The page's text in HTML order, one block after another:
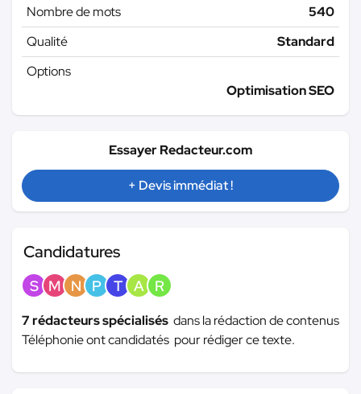
Nombre de mots
540
Qualité
Standard
Options
Optimisation SEO
Essayer Redacteur.com
+ Devis immédiat !
Candidatures
S M N P T A R
7 rédacteurs spécialisés dans la rédaction de contenus
Téléphonie ont candidatés pour rédiger ce texte.